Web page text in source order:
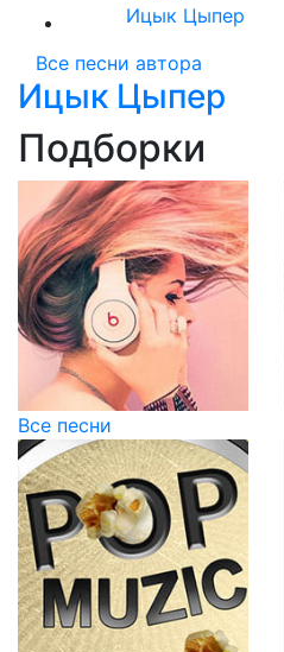
Ицык Цыпер
Все песни автора
Ицык Цыпер
Подборки
Все песни